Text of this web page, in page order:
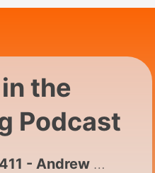
the
Podcast
411 - Andrew wins the £2K Minute